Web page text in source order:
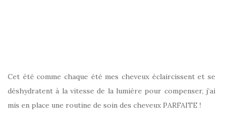
Cet été comme chaque été mes cheveux éclaircissent et se
déshydratent à la vitesse de la lumière pour compenser, j’ai
mis en place une routine de soin des cheveux PARFAITE !